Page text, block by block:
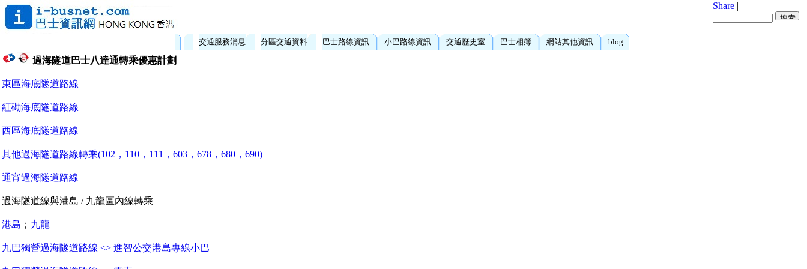
Share |
交通服務消息 分區交通資料 巴士路線資訊 小巴路線資訊 交通歷史室 巴士相簿 網站其他資訊 blog
過海隧道巴士八達通轉乘優惠計劃
東區海底隧道路線
紅磡海底隧道路線
西區海底隧道路線
其他過海隧道路線轉乘(102，110，111，603，678，680，690)
通宵過海隧道路線
過海隧道線與港島 / 九龍區內線轉乘
港島 ； 九龍
九巴獨營過海隧道路線 <> 進智公交港島專線小巴